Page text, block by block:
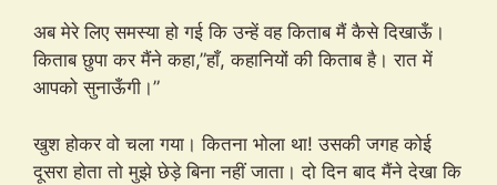
अब मेरे लिए समस्या हो गई कि उन्हें वह किताब मैं कैसे दिखाऊँ।
किताब छुपा कर मैंने कहा,”हाँ, कहानियों की किताब है। रात में
आपको सुनाऊँगी।”
खुश होकर वो चला गया। कितना भोला था! उसकी जगह कोई
दूसरा होता तो मुझे छेड़े बिना नहीं जाता। दो दिन बाद मैंने देखा कि